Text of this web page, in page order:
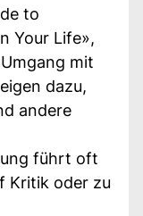
to
Your Life»,
mit
dazu,
andere
führt oft
Kritik oder zu